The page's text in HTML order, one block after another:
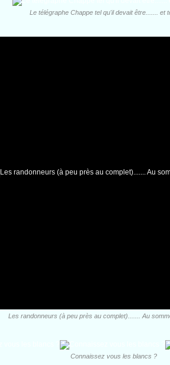
Le télégraphe Chappe tel qu'il devait être....... et
Les randonneurs (à peu près au complet)....... Au
Connaissez vous les blancs ?